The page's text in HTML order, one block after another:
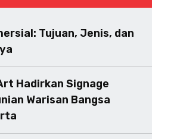
Tujuan, Jenis, dan
Hadirkan Signage
Warisan Bangsa